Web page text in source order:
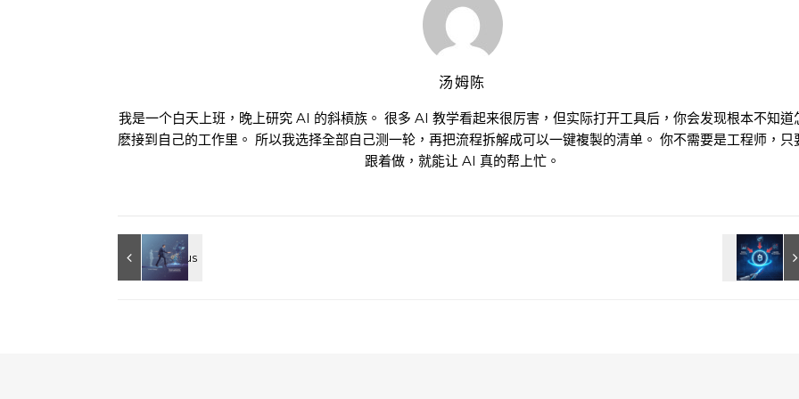
汤姆陈
我是一个白天上班，晚上研究 AI 的斜槓族。 很多 AI 教学看起来很厉害，但实际打开工具后，你会发现根本不知道
麽接到自己的工作里。 所以我选择全部自己测一轮，再把流程拆解成可以一键複製的清单。 你不需要是工程师，只
跟着做，就能让 AI 真的帮上忙。